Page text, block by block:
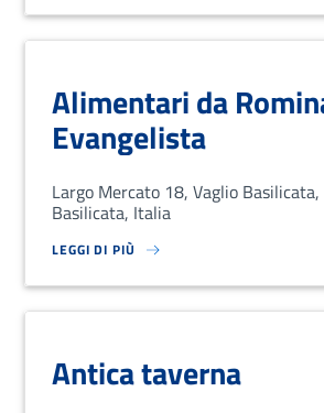
Alimentari da
Evangelista
Largo Mercato 18, Vaglio Basilicata,
Basilicata, Italia
LEGGI DI PIÙ
SU LOREM IPSUM DOLOR SIT AMET,
Antica taverna